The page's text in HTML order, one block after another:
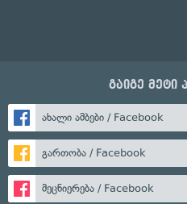
გაიგე მეტი
ახალი ამბები / Facebook
გართობა / Facebook
მეცნიერება / Facebook